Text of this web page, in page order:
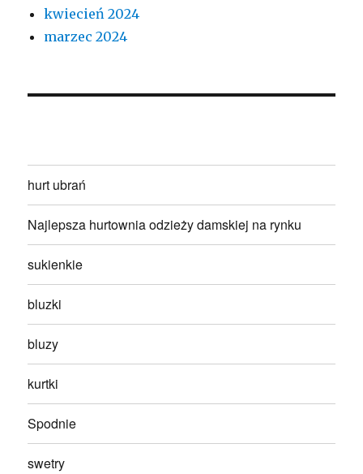
kwiecień 2024
marzec 2024
hurt ubrań
Najlepsza hurtownia odzieży damskiej na rynku
sukienkie
bluzki
bluzy
kurtki
Spodnie
swetry